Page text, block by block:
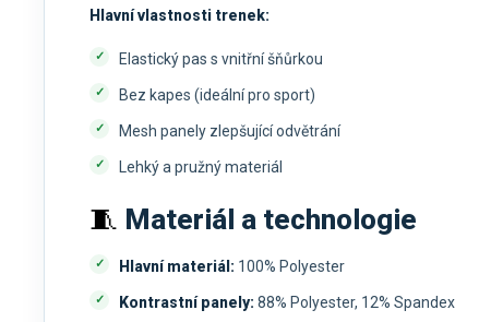
Hlavní vlastnosti trenek:
Elastický pas s vnitřní šňůrkou
Bez kapes (ideální pro sport)
Mesh panely zlepšující odvětrání
Lehký a pružný materiál
🧵 Materiál a technologie
Hlavní materiál: 100% Polyester
Kontrastní panely: 88% Polyester, 12% Spandex